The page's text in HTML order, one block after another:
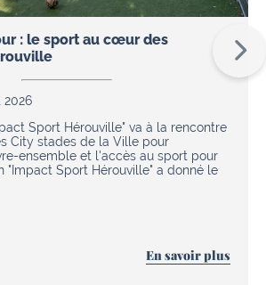
: le sport au cœur des
2026
Sport Hérouville" va à la rencontre
City stades de la Ville pour
ensemble et l'accès au sport pour
"Impact Sport Hérouville" a donné le
En savoir plus